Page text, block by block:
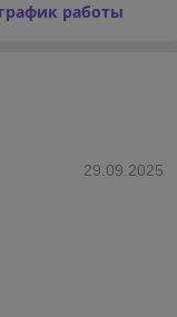
работы
29.09.2025